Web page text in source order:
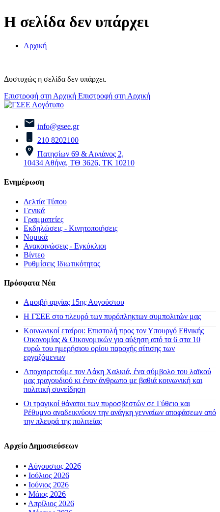
Η σελίδα δεν υπάρχει
Αρχική
Δυστυχώς η σελίδα δεν υπάρχει.
Επιστροφή στη Αρχική Επιστροφή στη Αρχική
info@gsee.gr
210 8202100
Πατησίων 69 & Αινιάνος 2,
10434 Αθήνα, ΤΘ 3626, ΤΚ 10210
Ενημέρωση
Δελτία Τύπου
Γενικά
Γραμματείες
Εκδηλώσεις - Κινητοποιήσεις
Νομικά
Ανακοινώσεις - Εγκύκλιοι
Βίντεο
Ρυθμίσεις Ιδιωτικότητας
Πρόσφατα Νέα
Αμοιβή αργίας 15ης Αυγούστου
H ΓΣΕΕ στο πλευρό των πυρόπληκτων συμπολιτών μας
Κοινωνικοί εταίροι: Επιστολή προς τον Υπουργό Εθνικής
Οικονομίας & Οικονομικών για αύξηση από τα 6 στα 10
ευρώ του ημερήσιου ορίου παροχής σίτισης των
εργαζόμενων
Αποχαιρετούμε τον Λάκη Χαλκιά, ένα σύμβολο του λαϊκού
μας τραγουδιού κι έναν άνθρωπο με βαθιά κοινωνική και
πολιτική συνείδηση
Οι τραγικοί θάνατοι των πυροσβεστών σε Γύθειο και
Ρέθυμνο αναδεικνύουν την ανάγκη γενναίων αποφάσεων από
την πλευρά της πολιτείας
Αρχείο Δημοσιεύσεων
• Αύγουστος 2026
• Ιούλιος 2026
• Ιούνιος 2026
• Μάιος 2026
• Απρίλιος 2026